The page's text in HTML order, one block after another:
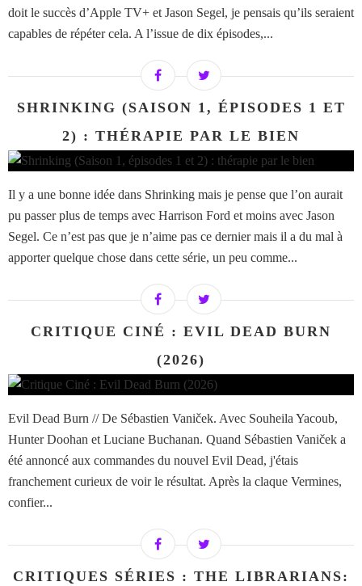
doit le succès d’Apple TV+ et Jason Segel, je pensais qu’ils seraient
capables de répéter cela. A l’issue de dix épisodes,...
SHRINKING (SAISON 1, ÉPISODES 1 ET
2) : THÉRAPIE PAR LE BIEN
Il y a une bonne idée dans Shrinking mais je pense que l’on aurait
pu passer plus de temps avec Harrison Ford et moins avec Jason
Segel. Ce n’est pas que je n’aime pas ce dernier mais il a du mal à
apporter quelque chose dans cette série, un peu comme...
CRITIQUE CINÉ : EVIL DEAD BURN
(2026)
Evil Dead Burn // De Sébastien Vaniček. Avec Souheila Yacoub,
Hunter Doohan et Luciane Buchanan. Quand Sébastien Vaniček a
été annoncé aux commandes du nouvel Evil Dead, j'étais
franchement curieux de voir le résultat. Après la claque Vermines,
confier...
CRITIQUES SÉRIES : THE LIBRARIANS: